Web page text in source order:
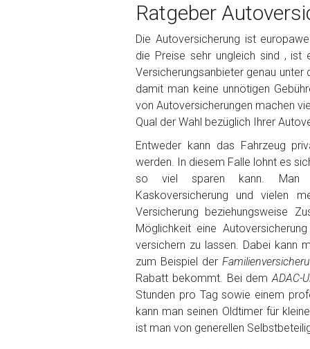
Foto Nr. 2
Foto Nr. 3
Sonstiges
Fertig
Wie viel ist 10+2 ? *
Ratgeber
Die Autoversicherung ist
die Preise sehr ungleich sind , ist
Versicherungsanbieter genau unter
damit man keine unnötigen
von Autoversicherungen machen
Qual der Wahl bezüglich Ihrer
Entweder kann das Fahrzeug
werden. In diesem Falle lohnt es
so viel sparen kann. Man
Kaskoversicherung und vielen
Versicherung beziehungsweise
Möglichkeit eine
versichern zu lassen. Dabei kann
zum Beispiel der
Rabatt bekommt. Bei demADAC-
Stunden pro Tag sowie einem
kann man seinen Oldtimer für
ist man von generellen